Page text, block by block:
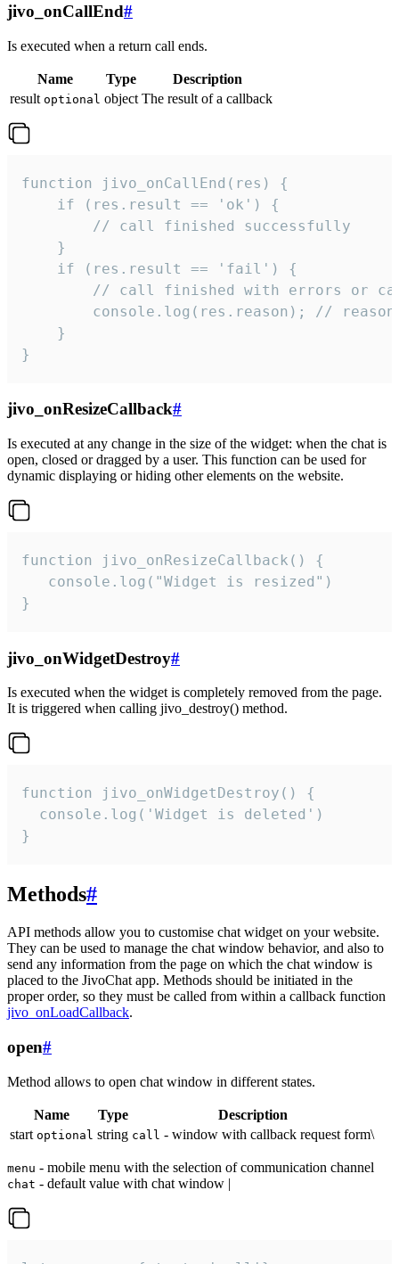
jivo_onCallEnd#
Is executed when a return call ends.
Name Type
Description
result optional object The result of a callback
function jivo_onCallEnd(res) {
    if (res.result == 'ok') {
        // call finished successfully
    }
    if (res.result == 'fail') {
// call finished with errors or
console.log(res.reason); //
    }
}
jivo_onResizeCallback#
Is executed at any change in the size of the widget: when the chat is
open, closed or dragged by a user. This function can be used for
dynamic displaying or hiding other elements on the website.
function jivo_onResizeCallback() {
   console.log("Widget is resized")
}
jivo_onWidgetDestroy#
Is executed when the widget is completely removed from the page.
It is triggered when calling jivo_destroy() method.
function jivo_onWidgetDestroy() {
  console.log('Widget is deleted')
}
Methods#
API methods allow you to customise chat widget on your website.
They can be used to manage the chat window behavior, and also to
send any information from the page on which the chat window is
placed to the JivoChat app. Methods should be initiated in the
proper order, so they must be called from within a callback function
jivo_onLoadCallback.
open#
Method allows to open chat window in different states.
Name Type
Description
start optional string call - window with callback request form\
menu - mobile menu with the selection of communication channel
chat - default value with chat window |